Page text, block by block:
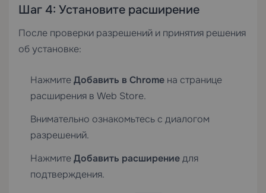
Шаг 4: Установите расширение
После проверки разрешений и принятия решения
об установке:
НажмитеДобавить в Chrome на странице
расширения в Web Store.
Внимательно ознакомьтесь с диалогом
разрешений.
НажмитеДобавить расширениедля
подтверждения.